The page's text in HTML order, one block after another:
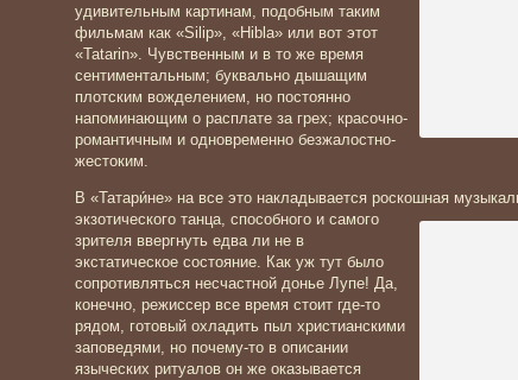
удивительным картинам, подобным таким
фильмам как «Silip», «Hibla» или вот этот
«Tatarin». Чувственным и в то же время
сентиментальным; буквально дышащим
плотским вожделением, но постоянно
напоминающим о расплате за грех; красочно-
романтичным и одновременно безжалостно-
жестоким.
В «Татари́не» на все это накладывается роскошная
экзотического танца, способного и самого
зрителя ввергнуть едва ли не в
экстатическое состояние. Как уж тут было
сопротивляться несчастной донье Лупе! Да,
конечно, режиссер все время стоит где-то
рядом, готовый охладить пыл христианскими
заповедями, но почему-то в описании
языческих ритуалов он же оказывается